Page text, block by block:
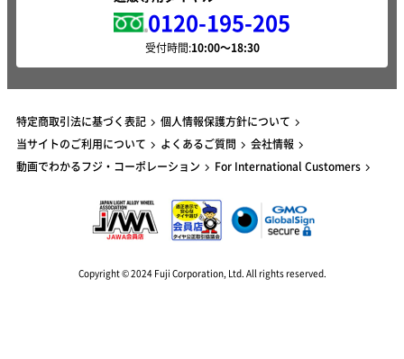
0120-195-205
受付時間:
特定商取引法に基づく表記
個人情報保護方針について
当サイトのご利用について
よくあるご質問
会社情報
動画でわかるフジ・コーポレーション
For International Customers
Copyright © 2024 Fuji Corporation, Ltd. All rights reserved.